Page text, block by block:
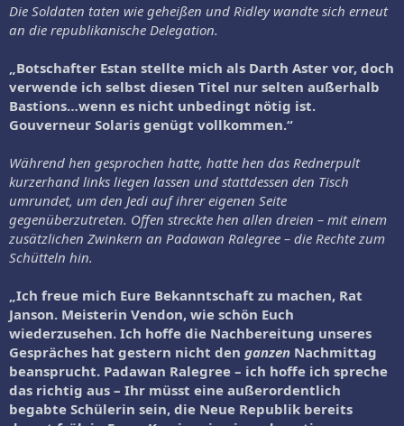
Die Soldaten taten wie geheißen und Ridley wandte sich erneut
an die republikanische Delegation.
„Botschafter Estan stellte mich als Darth Aster vor, doch
verwende ich selbst diesen Titel nur selten außerhalb
Bastions…wenn es nicht unbedingt nötig ist.
Gouverneur Solaris genügt vollkommen.“
Während hen gesprochen hatte, hatte hen das Rednerpult
kurzerhand links liegen lassen und stattdessen den Tisch
umrundet, um den Jedi auf ihrer eigenen Seite
gegenüberzutreten. Offen streckte hen allen dreien – mit einem
zusätzlichen Zwinkern an Padawan Ralegree – die Rechte zum
Schütteln hin.
„Ich freue mich Eure Bekanntschaft zu machen, Rat
Janson. Meisterin Vendon, wie schön Euch
wiederzusehen. Ich hoffe die Nachbereitung unseres
Gespräches hat gestern nicht den ganzen Nachmittag
beansprucht. Padawan Ralegree – ich hoffe ich spreche
das richtig aus – Ihr müsst eine außerordentlich
begabte Schülerin sein, die Neue Republik bereits